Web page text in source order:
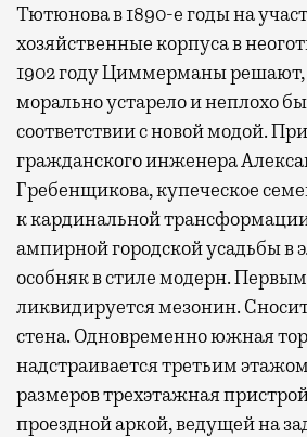
Тютюнова в 1890-е годы на
хозяйственные корпуса в
1902 году Циммерманы
морально устарело и неплохо
соответствии с новой модой.
гражданского инженера
Гребенщикова, купеческое
к кардинальной
ампирной городской усадьбы в
особняк в стиле модерн.
ликвидируется мезонин.
стена. Одновременно южная
надстраивается третьим
размеров трехэтажная
проездной аркой, ведущей на